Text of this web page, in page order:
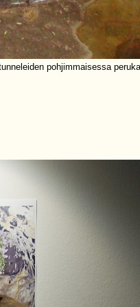
pohjimmaisessa